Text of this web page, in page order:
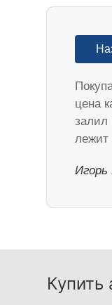
цена
залил
лежит
Игорь
Купить